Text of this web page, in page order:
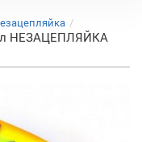
НЕЗАЦЕПЛЯЙКА